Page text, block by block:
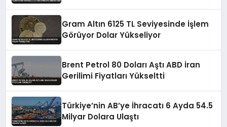
Gram Altın 6125 TL Seviyesinde İşlem
Görüyor Dolar Yükseliyor
Brent Petrol 80 Doları Aştı ABD İran
Gerilimi Fiyatları Yükseltti
Türkiye’nin AB’ye İhracatı 6 Ayda 54.5
Milyar Dolara Ulaştı